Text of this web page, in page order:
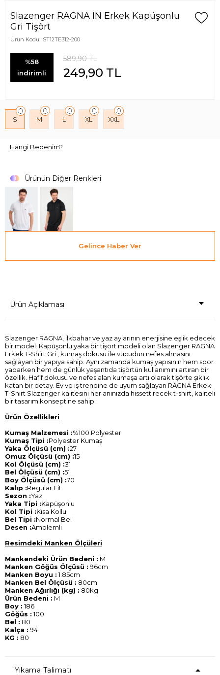
Slazenger RAGNA IN Erkek Kapüşonlu
Gri Tişört
Ürün Kodu: ST12TE312-200
%58
indirimli
589,90TL
249,90 TL
S M L XL XXL
Hangi Bedenim?
Ürünün Diğer Renkleri
Gelince Haber Ver
Ürün Açıklaması
Slazenger RAGNA, ilkbahar ve yaz aylarının enerjisine eşlik edecek
bir model. Kapüşonlu yaka bir tişört modeli olan Slazenger RAGNA
Erkek T-Shirt Gri , kumaş dokusu ile vücudun nefes almasını
sağlayan bir yapıya sahip. Aynı zamanda kumaş yapısının hem spor
yaparken hem de günlük yaşantıda tişörtün kullanımını artıran bir
özellik. Hafif dokusu ve nefes alan kumaşa artı olarak tişörte şıklık
katan bir detay. Ev ve iş trendine de uyum sağlayan RAGNA Erkek
T-Shirt Slazenger kalitesini her anınızda hissettirecek t-shirt, kaliteli
bir tasarım konseptine sahip.
Ürün Özellikleri
Kumaş Malzemesi :%100 Polyester
Kumaş Tipi :Polyester Kumaş
Yaka Ölçüsü (cm) :27
Omuz Ölçüsü (cm) :15
Kol Ölçüsü (cm) :31
Bel Ölçüsü (cm) :51
Boy Ölçüsü (cm) :70
Kalıp :Regular Fit
Sezon :Yaz
Yaka Tipi :Kapüşonlu
Kol Tipi :Kısa Kollu
Bel Tipi :Normal Bel
Desen :Amblemli
Resimdeki Manken Ölçüleri
Mankendeki Ürün Bedeni : M
Manken Göğüs Ölçüsü : 96cm
Manken Boyu :1.85cm
Manken Bel Ölçüsü : 80cm
Manken Ağırlığı (kg) : 80kg
Ürün Bedeni : M
Boy :186
Göğüs :100
Bel : 80
Kalça : 94
KG : 80
Yıkama Talimatı